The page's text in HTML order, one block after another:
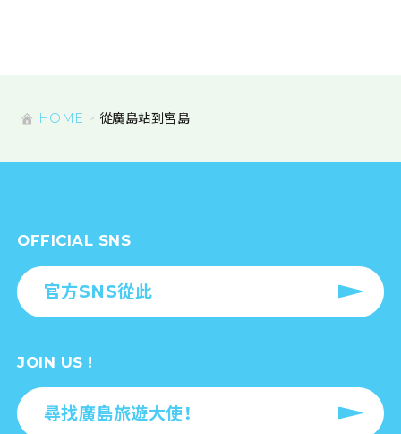
HOME 從廣島站到宮島
OFFICIAL SNS
官方SNS從此
JOIN US !
尋找廣島旅遊大使！